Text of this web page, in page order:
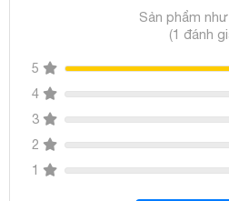
Sản phẩm
(1 đánh
5
4
3
2
1